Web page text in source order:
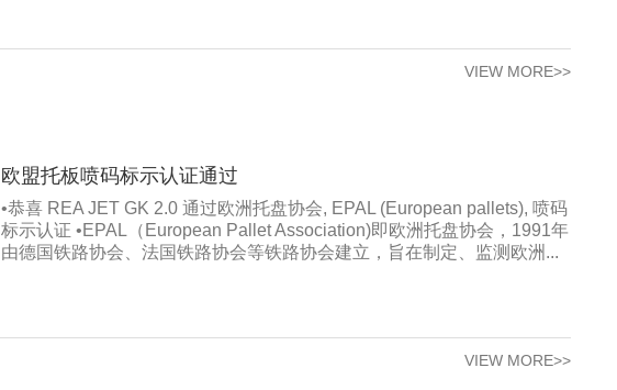
VIEW MORE>>
欧盟托板喷码标示认证通过
•恭喜 REA JET GK 2.0 通过欧洲托盘协会, EPAL (European pallets), 喷码
标示认证 •EPAL（European Pallet Association)即欧洲托盘协会，1991年
由德国铁路协会、法国铁路协会等铁路协会建立，旨在制定、监测欧洲...
VIEW MORE>>